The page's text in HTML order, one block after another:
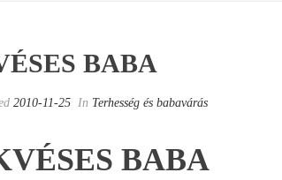
BABA
2010-11-25 In Terhesség és babavárás
BABA